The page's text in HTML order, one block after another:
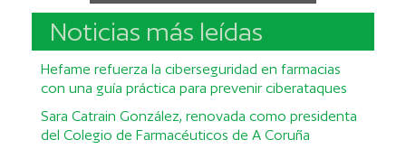
Noticias más leídas
Hefame refuerza la ciberseguridad en farmacias
con una guía práctica para prevenir ciberataques
Sara Catrain González, renovada como presidenta
del Colegio de Farmacéuticos de A Coruña